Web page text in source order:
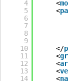
4
5
6
7
8
9
10
11
12
13
14
<
<
</
<
<
<
<